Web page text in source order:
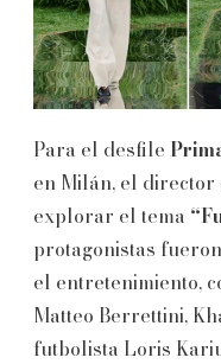
Para el desfile
en Milán, el
explorar el tema
protagonistas
el entretenimiento,
Matteo Berrettini,
futbolista Loris